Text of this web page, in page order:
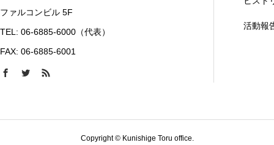
ファルコンビル 5F
TEL: 06-6885-6000（代表）
FAX: 06-6885-6001
活動報
Copyright © Kunishige Toru office.